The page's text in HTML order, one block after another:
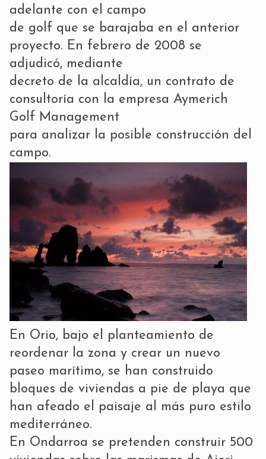
adelante con el campo
de golf que se barajaba en el anterior
proyecto. En febrero de 2008 se
adjudicó, mediante
decreto de la alcaldía, un contrato de
consultoría con la empresa Aymerich
Golf Management
para analizar la posible construcción del
campo.
En Orio, bajo el planteamiento de
reordenar la zona y crear un nuevo
paseo marítimo, se han construido
bloques de viviendas a pie de playa que
han afeado el paisaje al más puro estilo
mediterráneo.
En Ondarroa se pretenden construir 500